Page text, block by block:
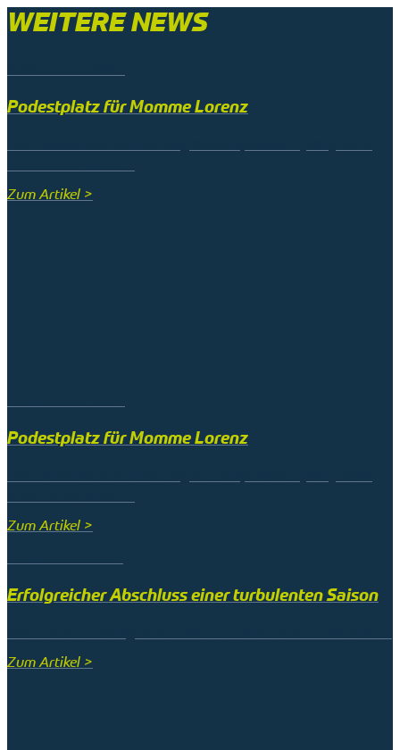
WEITERE NEWS
Podestplatz für Momme Lorenz
Zum Artikel >
Podestplatz für Momme Lorenz
Zum Artikel >
Erfolgreicher Abschluss einer turbulenten Saison
Zum Artikel >